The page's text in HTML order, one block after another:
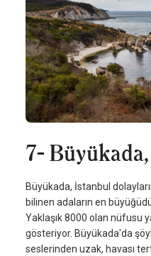
7-
Büyükada, İstanbul
bilinen adaların en
Yaklaşık 8000 olan nüfusu
gösteriyor. Büyükada'da
seslerinden uzak, havası